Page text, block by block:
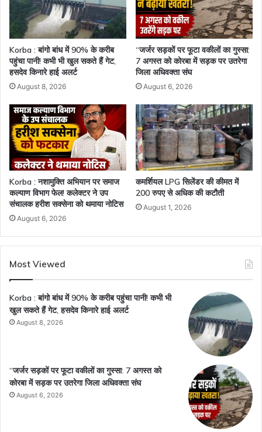
Korba : बांगो बांध में 90% के करीब
पहुंचा पानी! कभी भी खुल सकते हैं गेट,
हसदेव किनारे हाई अलर्ट
August 8, 2026
“जर्जर सड़कों पर फूटा वकीलों का गुस्सा:
7 अगस्त को कोरबा में सड़क पर उतरेगा
जिला अधिवक्ता संघ
August 6, 2026
Korba : नशामुक्ति अभियान पर समाज
कल्याण विभाग फेल! कलेक्टर ने उप
संचालक हरीश सक्सेना को थमाया नोटिस
August 6, 2026
कमर्शियल LPG सिलेंडर की कीमत में
200 रुपए से अधिक की कटौती
August 1, 2026
Most Viewed
Korba : बांगो बांध में 90% के करीब पहुंचा पानी! कभी भी
खुल सकते हैं गेट, हसदेव किनारे हाई अलर्ट
August 8, 2026
“जर्जर सड़कों पर फूटा वकीलों का गुस्सा: 7 अगस्त को
कोरबा में सड़क पर उतरेगा जिला अधिवक्ता संघ
August 6, 2026